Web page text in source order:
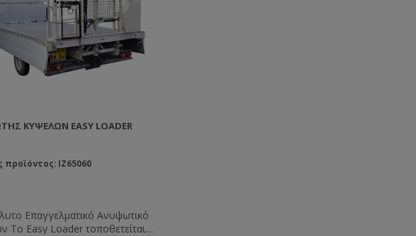
ΚΥΨΕΛΏΝ EASY LOADER
προϊόντος: IZ65060
Επαγγελματικό Ανυψωτικό
Το Easy Loader τοποθετείται